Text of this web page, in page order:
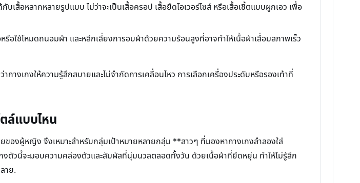
อหลากหลายรูปแบบ ไม่ว่าจะเป็นเสื้อครอป เสื้อยืดโอเวอร์ไซส์ หรือเสื้อเชิ้ตแบบผูกเอว เพื่อ
ช้โหมดถนอมผ้า และหลีกเลี่ยงการอบผ้าด้วยความร้อนสูงที่อาจทำให้เนื้อผ้าเสื่อมสภาพเร็ว
างเกงให้ความรู้สึกสบายและไม่จำกัดการเคลื่อนไหว การเลือกเครื่องประดับหรือรองเท้าที่
ล์แบบไหน
งผู้หญิง จึงเหมาะสำหรับกลุ่มเป้าหมายหลายกลุ่ม **สาวๆ ที่มองหากางเกงลำลองใส่
งตัวนี้จะมอบความคล่องตัวและสัมผัสที่นุ่มนวลตลอดทั้งวัน ด้วยเนื้อผ้าที่ยืดหยุ่น ทำให้ไม่รู้สึก
าย.